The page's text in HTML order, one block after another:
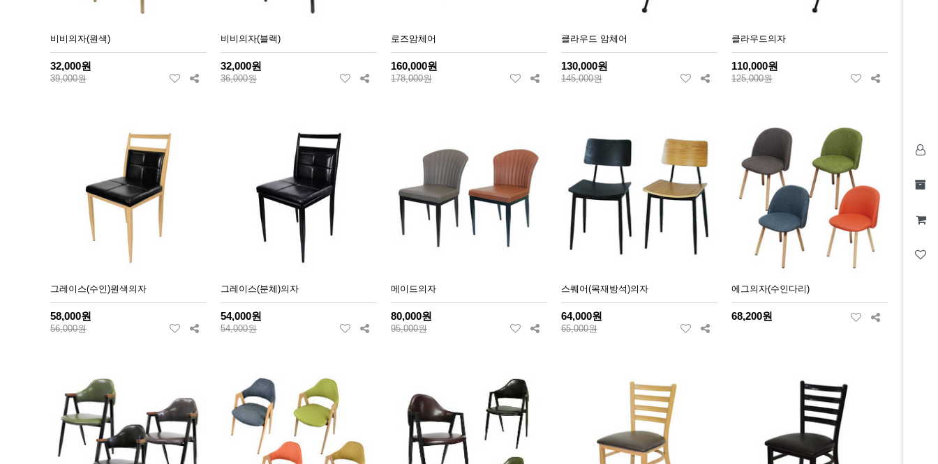
비비의자(원색)
32,000원
39,000원
비비의자(블랙)
32,000원
36,000원
로즈암체어
160,000원
178,000원
클라우드 암체어
130,000원
145,000원
클라우드의자
110,000원
125,000원
그레이스(수인)원색의자
58,000원
56,000원
그레이스(분체)의자
54,000원
54,000원
메이드의자
80,000원
95,000원
스퀘어(목재방석)의자
64,000원
65,000원
에그의자(수인다리)
68,200원